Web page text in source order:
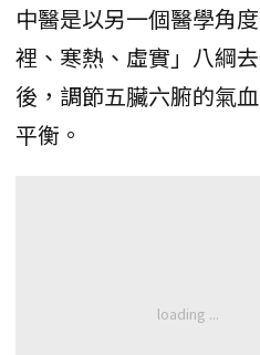
中醫是以另一個醫學角
裡、寒熱、虛實」八綱
後，調節五臟六腑的氣
平衡。